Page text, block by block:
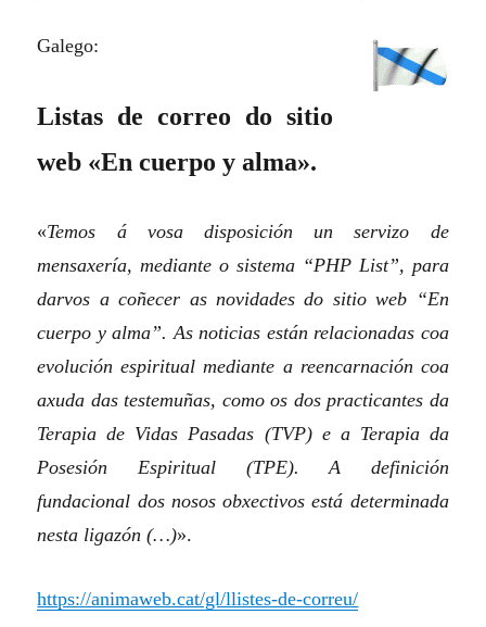
Galego:
Listas de correo do sitio
web «En cuerpo y alma».
«Temos á vosa disposición un servizo de
mensaxería, mediante o sistema “PHP List”, para
darvos a coñecer as novidades do sitio web “En
cuerpo y alma”. As noticias están relacionadas coa
evolución espiritual mediante a reencarnación coa
axuda das testemuñas, como os dos practicantes da
Terapia de Vidas Pasadas (TVP) e a Terapia da
Posesión Espiritual (TPE). A definición
fundacional dos nosos obxectivos está determinada
nesta ligazón (…)».
https://animaweb.cat/gl/llistes-de-correu/